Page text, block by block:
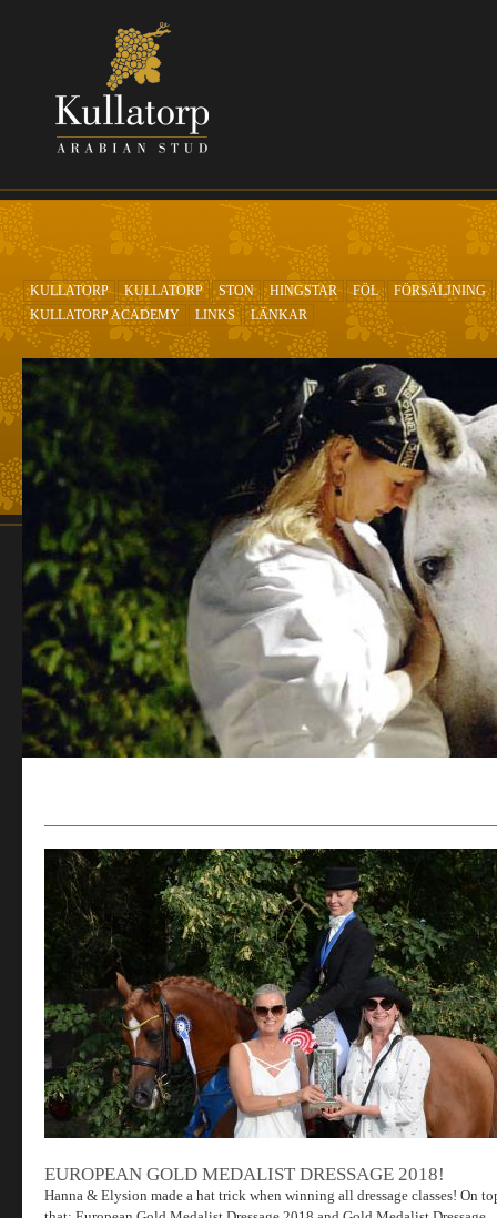
KULLATORP KULLATORP STON HINGSTAR FÖL
FÖRSÄLJNING
KULLATORP ACADEMY
LINKS LÄNKAR
EUROPEAN GOLD MEDALIST DRESSAGE 2018!
Hanna & Elysion made a hat trick when winning all dressage classes! On